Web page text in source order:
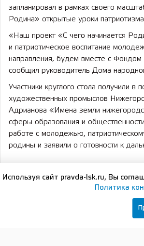
запланировал в рамках своего
Родина» открытые уроки
«Наш проект «С чего начинается
и патриотическое воспитание
направления, будем вместе с
сообщил руководитель Дома
Участники круглого стола получили
художественных промыслов
Адрианова «Имена земли
сферы образования и
работе с молодежью,
родины и заявили о готовности к
Подписывайтесь на нашу
Используя сайт pravda-lsk.ru, Вы
Политика